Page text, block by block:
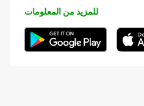
للمزيد من المعلومات